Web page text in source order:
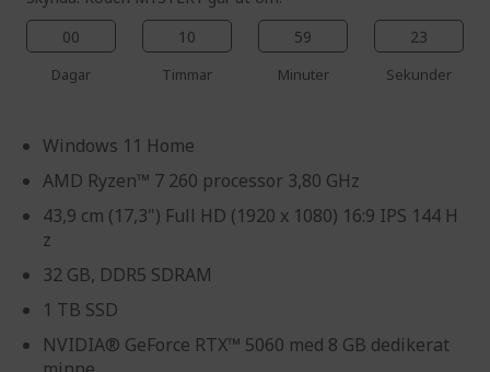
00
Dagar
10
Timmar
59
Minuter
23
Sekunder
Windows 11 Home
AMD Ryzen™ 7 260 processor 3,80 GHz
43,9 cm (17,3") Full HD (1920 x 1080) 16:9 IPS 144 H
z
32 GB, DDR5 SDRAM
1 TB SSD
NVIDIA® GeForce RTX™ 5060 med 8 GB dedikerat